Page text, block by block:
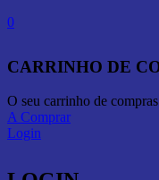
0
CARRINHO DE
O seu carrinho de
A Comprar
Login